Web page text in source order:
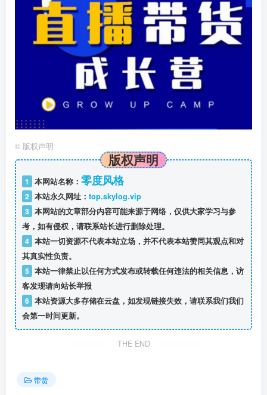
© 版权声明
版权声明
1 本网站名称： 零度风格
2 本站永久网址： top.skylog.vip
3 本网站的文章部分内容可能来源于网络，仅供大家学习与参
考，如有侵权，请联系站长进行删除处理。
4 本站一切资源不代表本站立场，并不代表本站赞同其观点和对
其真实性负责。
5 本站一律禁止以任何方式发布或转载任何违法的相关信息，访
客发现请向站长举报
6 本站资源大多存储在云盘，如发现链接失效，请联系我们我们
会第一时间更新。
THE END
带货